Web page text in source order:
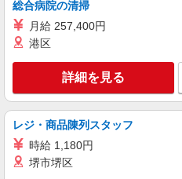
総合病院の清掃
月給 257,400円
港区
詳細を見る
レジ・商品陳列スタッフ
時給 1,180円
堺市堺区